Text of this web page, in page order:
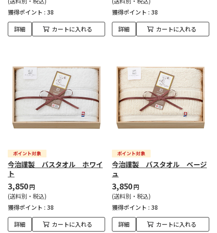
獲得ポイント : 38
詳細 カートに入れる
獲得ポイント : 38
詳細 カートに入れる
今治謹製 バスタオル ホワイ
ト
3,850円
(送料別・税込)
獲得ポイント : 38
詳細 カートに入れる
今治謹製 バスタオル ベージ
ュ
3,850円
(送料別・税込)
獲得ポイント : 38
詳細 カートに入れる